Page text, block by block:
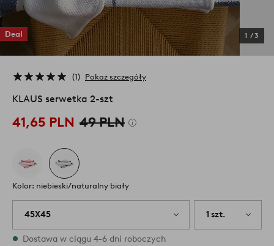
Deal 1 /3
1 Pokaż szczegóły
KLAUS serwetka 2-szt
41,65 PLN 49 PLN
Kolor: niebieski/naturalny biały
45X45 1 szt.
W magazynie
Dostawa w ciągu 4-6 dni roboczych